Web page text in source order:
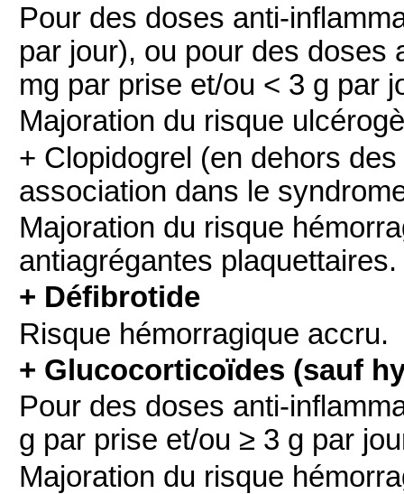
Pour des doses anti-
par jour), ou pour des doses
mg par prise et/ou < 3 g par
Majoration du risque
+ Clopidogrel (en dehors
association dans le
Majoration du risque
antiagrégantes plaquettaires.
+ Défibrotide
Risque hémorragique accru.
+ Glucocorticoïdes (sauf
Pour des doses anti-
g par prise et/ou ≥ 3 g par
Majoration du risque